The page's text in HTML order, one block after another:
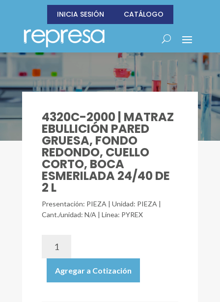
INICIA SESIÓN CATÁLOGO
4320C-2000 | MATRAZ
EBULLICIÓN PARED
GRUESA, FONDO
REDONDO, CUELLO
CORTO, BOCA
ESMERILADA 24/40 DE
2 L
Presentación: PIEZA | Unidad: PIEZA |
Cant./unidad: N/A | Línea: PYREX
2000
MATRAZ
EBULLICIÓN
Agregar a Cotización